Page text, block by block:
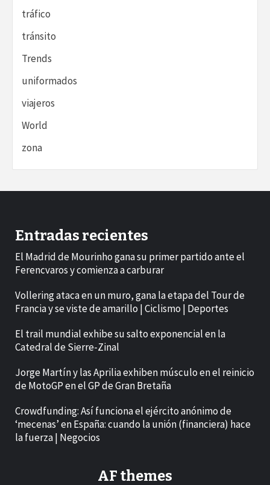
tráfico
tránsito
Trends
uniformados
viajeros
World
zona
Entradas recientes
El Madrid de Mourinho gana su primer partido ante el
Ferencvaros y comienza a carburar
Vollering ataca en un muro, gana la etapa del Tour de
Francia y se viste de amarillo | Ciclismo | Deportes
El trail mundial exhibe su salto exponencial en la
Catedral de Sierre-Zinal
Jorge Martín y las Aprilia exhiben músculo en el reinicio
de MotoGP en el GP de Gran Bretaña
Crowdfunding: Así funciona el ejército anónimo de
‘mecenas’ en España: cuando la unión (financiera) hace
la fuerza | Negocios
AF themes